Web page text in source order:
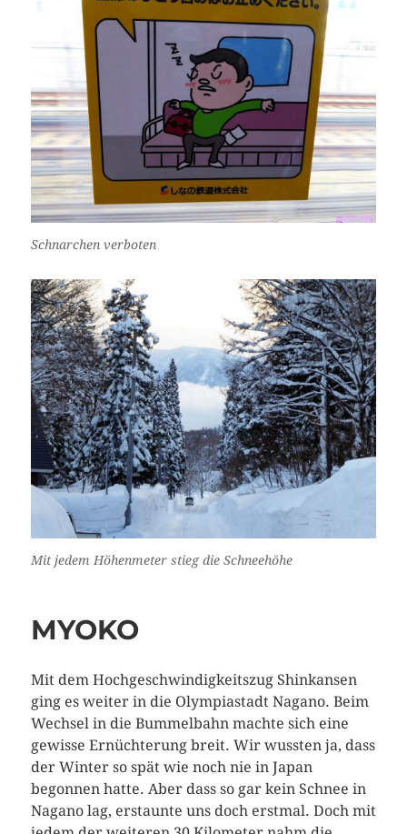
Schnarchen verboten
Mit jedem Höhenmeter stieg die Schneehöhe
MYOKO
Mit dem Hochgeschwindigkeitszug Shinkansen
ging es weiter in die Olympiastadt Nagano. Beim
Wechsel in die Bummelbahn machte sich eine
gewisse Ernüchterung breit. Wir wussten ja, dass
der Winter so spät wie noch nie in Japan
begonnen hatte. Aber dass so gar kein Schnee in
Nagano lag, erstaunte uns doch erstmal. Doch mit